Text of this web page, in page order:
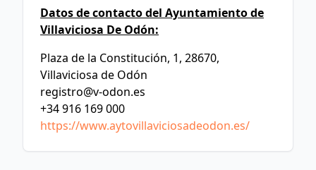
Datos de contacto del Ayuntamiento de
Villaviciosa De Odón:
Plaza de la Constitución, 1, 28670,
Villaviciosa de Odón
registro@v-odon.es
+34 916 169 000
https://www.aytovillaviciosadeodon.es/